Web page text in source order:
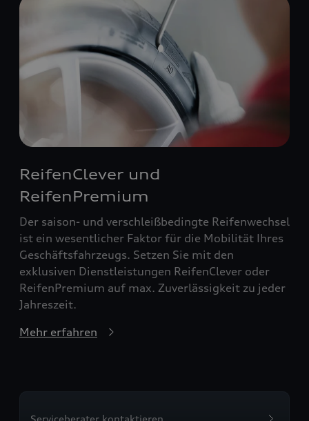
ReifenClever und
ReifenPremium
Der saison- und verschleißbedingte Reifenwechsel
ist ein wesentlicher Faktor für die Mobilität Ihres
Geschäftsfahrzeugs. Setzen Sie mit den
exklusiven Dienstleistungen ReifenClever oder
ReifenPremium auf max. Zuverlässigkeit zu jeder
Jahreszeit.
Mehr erfahren
Serviceberater kontaktieren